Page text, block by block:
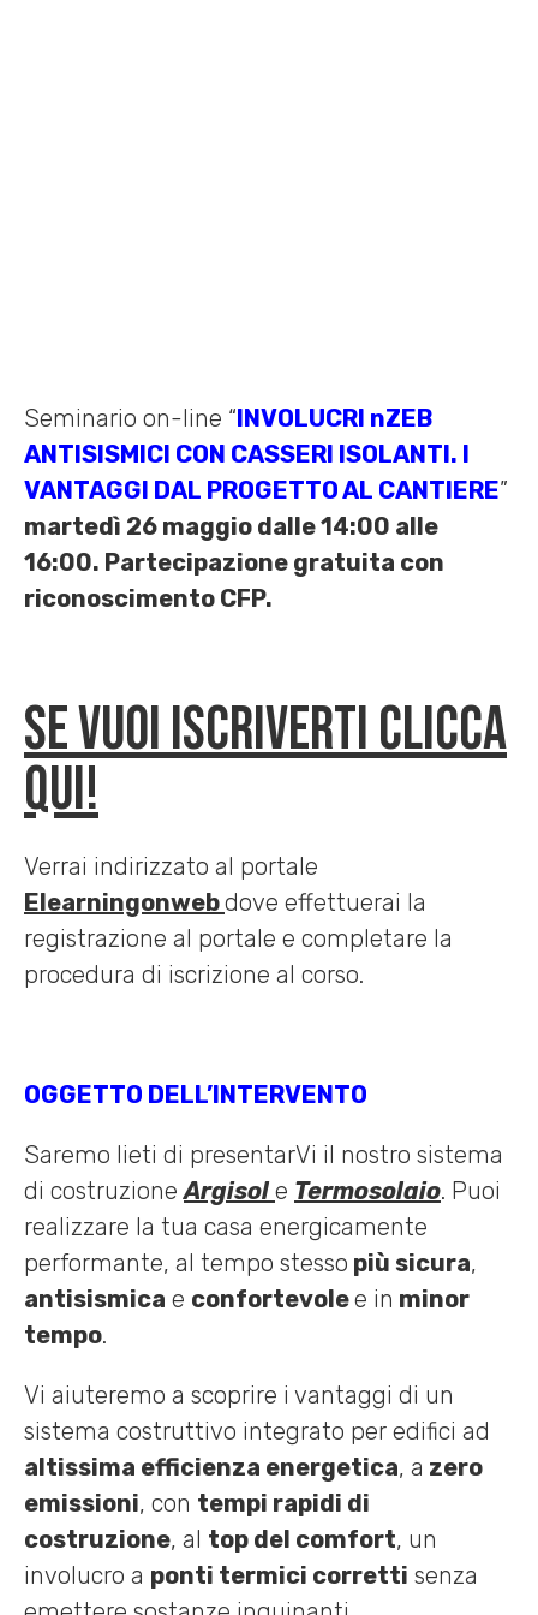
Seminario on-line “INVOLUCRI nZEB
ANTISISMICI CON CASSERI ISOLANTI. I
VANTAGGI DAL PROGETTO AL CANTIERE”
martedì 26 maggio dalle 14:00 alle
16:00. Partecipazione gratuita con
riconoscimento CFP.
Se vuoi iscriverti clicca
qui!
Verrai indirizzato al portale
Elearningonwebdove effettuerai la
registrazione al portale e completare la
procedura di iscrizione al corso.
OGGETTO DELL’INTERVENTO
Saremo lieti di presentarVi il nostro sistema
di costruzioneArgisol e Termosolaio. Puoi
realizzare la tua casa energicamente
performante, al tempo stesso più sicura,
antisismica e confortevolee in minor
tempo.
Vi aiuteremo a scoprire i vantaggi di un
sistema costruttivo integrato per edifici ad
altissima efficienza energetica, a zero
emissioni, con tempi rapidi di
costruzione, al top del comfort, un
involucro a ponti termici corretti senza